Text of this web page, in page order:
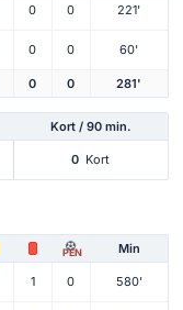
0 0 221'
0 0 60'
0 0 281'
Kort / 90 min.
0 Kort
PEN Min
1 0 580'